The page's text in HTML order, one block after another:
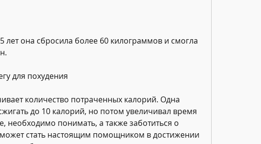
лет она сбросила более 60 килограммов и смогла
для похудения
количество потраченных калорий. Одна
до 10 калорий, но потом увеличивал время
необходимо понимать, а также заботиться о
стать настоящим помощником в достижении